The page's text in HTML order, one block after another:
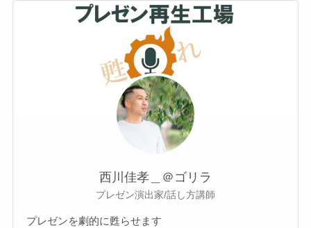
西川佳孝＿＠ゴリラ
プレゼン演出家/話し方講師
プレゼンを劇的に甦らせます